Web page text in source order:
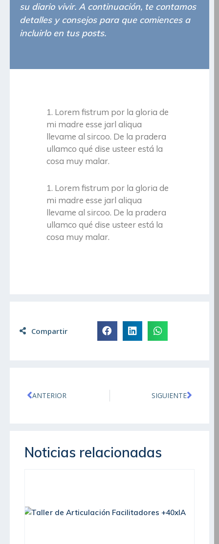
su diario vivir. A continuación, te contamos
detalles y consejos para que comiences a
incluirlo en tus posts.
1. Lorem fistrum por la gloria de
mi madre esse jarl aliqua
llevame al sircoo. De la pradera
ullamco qué dise usteer está la
cosa muy malar.
1. Lorem fistrum por la gloria de
mi madre esse jarl aliqua
llevame al sircoo. De la pradera
ullamco qué dise usteer está la
cosa muy malar.
Compartir
ANTERIOR SIGUIENTE
Noticias relacionadas